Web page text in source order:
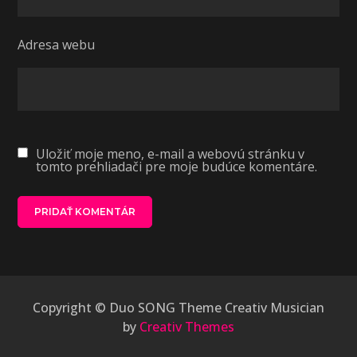
Adresa webu
Uložiť moje meno, e-mail a webovú stránku v
tomto prehliadači pre moje budúce komentáre.
Copyright © Duo SONG Theme Creativ Musician
by Creativ Themes